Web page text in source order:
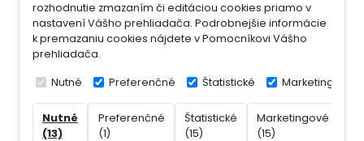
rozhodnutie zmazaním či editáciou cookies priamo v
nastavení Vášho prehliadača. Podrobnejšie informácie
k premazaniu cookies nájdete v Pomocníkovi Vášho
prehliadača.
Nutné Preferenčné Štatistické Marketingové
Nutné
(13)
Preferenčné
(1)
Štatistické
(15)
Marketingové
(15)